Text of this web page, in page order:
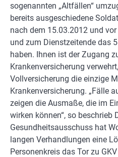
sogenannten „Altfällen“
bereits ausgeschiedene
nach dem 15.03.2012 und
und zum Dienstzeitende das
haben. Ihnen ist der Zugang
Krankenversicherung
Vollversicherung die einzige
Krankenversicherung. „Fälle
zeigen die Ausmaße, die im
wirken können“, so beschrieb
Gesundheitsausschuss hat
langen Verhandlungen eine
Personenkreis das Tor zu